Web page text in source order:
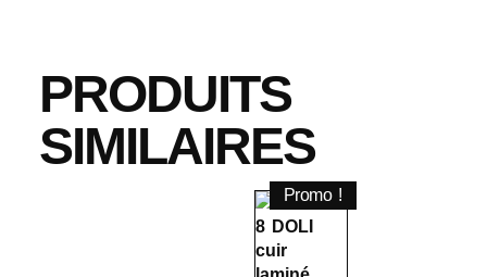
PRODUITS
SIMILAIRES
Promo !